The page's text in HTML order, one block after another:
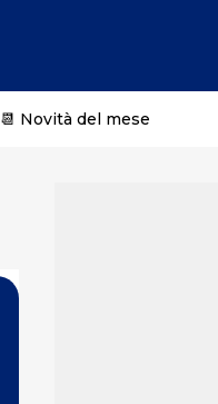
📆 Novità del mese